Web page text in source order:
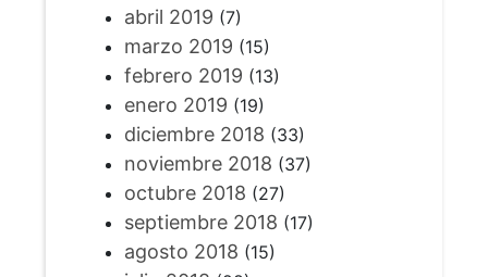
abril 2019 (7)
marzo 2019 (15)
febrero 2019 (13)
enero 2019 (19)
diciembre 2018 (33)
noviembre 2018 (37)
octubre 2018 (27)
septiembre 2018 (17)
agosto 2018 (15)